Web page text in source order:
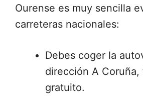
Ourense es muy sencilla
carreteras nacionales:
Debes coger la
dirección A Coruña,
gratuito.